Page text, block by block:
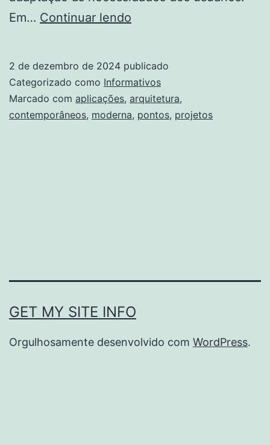
Em… Continuar lendo
da
arquitetura
moderna
2 de dezembro de 2024 publicado
Categorizado como Informativos
Marcado com aplicações, arquitetura,
contemporâneos, moderna, pontos, projetos
GET MY SITE INFO
Orgulhosamente desenvolvido com WordPress.